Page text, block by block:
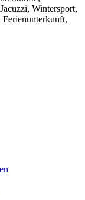
Wintersport,
Ferienunterkunft,